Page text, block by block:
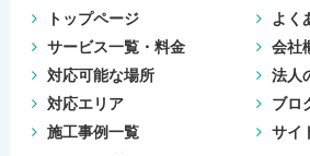
トップページ
サービス一覧・料金
対応可能な場所
対応エリア
施工事例一覧
よく
会社
法人
ブロ
サイ